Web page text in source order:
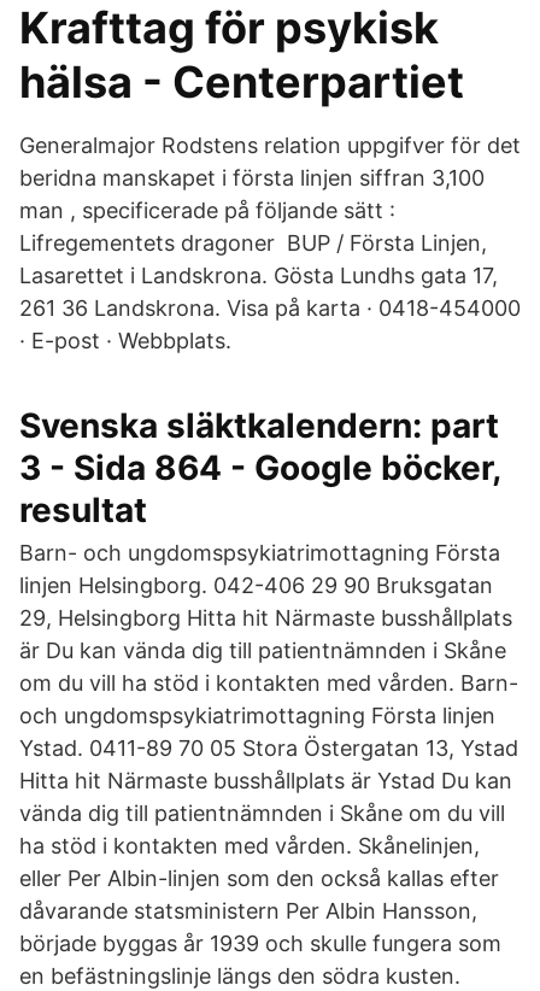
Krafttag för psykisk
hälsa - Centerpartiet
Generalmajor Rodstens relation uppgifver för det
beridna manskapet i första linjen siffran 3,100
man , specificerade på följande sätt :
Lifregementets dragoner BUP / Första Linjen,
Lasarettet i Landskrona. Gösta Lundhs gata 17,
261 36 Landskrona. Visa på karta · 0418-454000
· E-post · Webbplats.
Svenska släktkalendern: part
3 - Sida 864 - Google böcker,
resultat
Barn- och ungdomspsykiatrimottagning Första
linjen Helsingborg. 042-406 29 90 Bruksgatan
29, Helsingborg Hitta hit Närmaste busshållplats
är Du kan vända dig till patientnämnden i Skåne
om du vill ha stöd i kontakten med vården. Barn-
och ungdomspsykiatrimottagning Första linjen
Ystad. 0411-89 70 05 Stora Östergatan 13, Ystad
Hitta hit Närmaste busshållplats är Ystad Du kan
vända dig till patientnämnden i Skåne om du vill
ha stöd i kontakten med vården. Skånelinjen,
eller Per Albin-linjen som den också kallas efter
dåvarande statsministern Per Albin Hansson,
började byggas år 1939 och skulle fungera som
en befästningslinje längs den södra kusten.